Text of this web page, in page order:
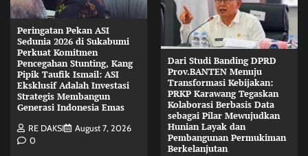
Peringatan Pekan ASI
Sedunia 2026 di Sukabumi
Perkuat Komitmen
Pencegahan Stunting, Kang
Pipik Taufik Ismail: ASI
Eksklusif Adalah Investasi
Strategis Membangun
Generasi Indonesia Emas
RE DAKSI
August 7, 2026
0
Dari Studi Banding DPRD
Prov.BANTEN Menuju
Transformasi Kebijakan:
PRKP Karawang Tegaskan
Kolaborasi Berbasis Data
sebagai Pilar Mewujudkan
Hunian Layak dan
Pembangunan Permukiman
Berkelanjutan